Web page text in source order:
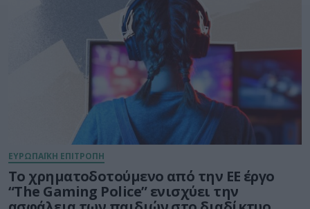
ΕΥΡΩΠΑΪΚΗ ΕΠΙΤΡΟΠΗ
Το χρηματοδοτούμενο από την ΕΕ έργο
“The Gaming Police” ενισχύει την